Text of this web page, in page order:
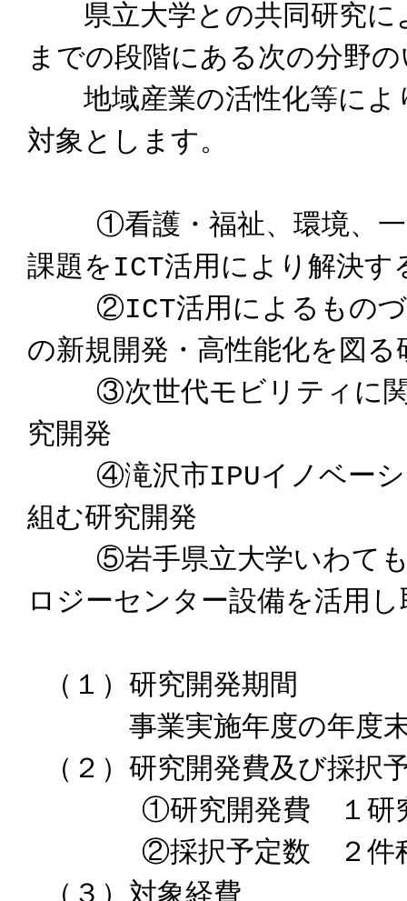
県立大学との共同研究に
までの段階にある次の分野
地域産業の活性化等によ
対象とします。
①看護・福祉、環境、一
課題をICT活用により解決す
②ICT活用によるものづ
の新規開発・高性能化を図る
③次世代モビリティに関
究開発
④滝沢市IPUイノベーシ
組む研究開発
⑤岩手県立大学いわても
ロジーセンター設備を活用
（１）研究開発期間
事業実施年度の年度末
（２）研究開発費及び採択
①研究開発費 １研究開
②採択予定数 ２件